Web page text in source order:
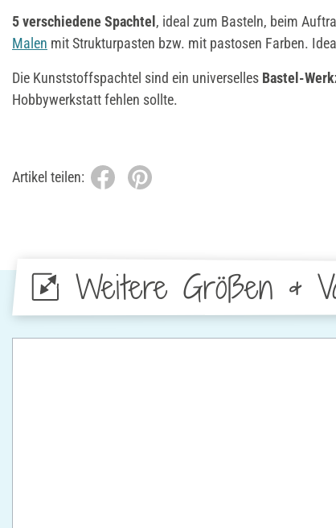
5 verschiedene Spachtel, ideal zum Basteln, beim
Malen mit Strukturpasten bzw. mit pastosen Farben.
Die Kunststoffspachtel sind ein universelles Bastel-
Hobbywerkstatt fehlen sollte.
Artikel teilen:
Weitere Größen &